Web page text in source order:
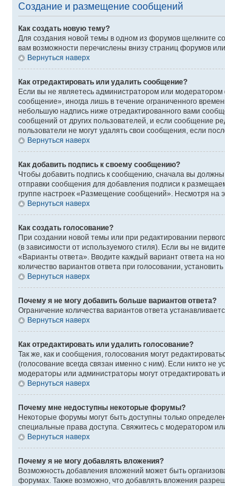
Создание и размещение сообщений
Как создать новую тему?
Для создания новой темы в одном из форумов щелкните
вам возможности перечислены внизу страниц форумов
Вернуться наверх
Как отредактировать или удалить сообщение?
Если вы не являетесь администратором или
сообщение», иногда лишь в течение ограниченного
небольшую надпись ниже отредактированного вами
сообщений от других пользователей, и если сообщение
пользователи не могут удалять свои сообщения, если
Вернуться наверх
Как добавить подпись к своему сообщению?
Чтобы добавить подпись к сообщению, сначала вы
отправки сообщения для добавления подписи к
группе настроек «Размещение сообщений». Несмотря на
Вернуться наверх
Как создать голосование?
При создании новой темы или при редактировании
(в зависимости от используемого стиля). Если вы не
«Варианты ответа». Вводите каждый вариант ответа на
количество вариантов ответа при голосовании,
Вернуться наверх
Почему я не могу добавить больше вариантов ответа?
Ограничение количества вариантов ответа
Вернуться наверх
Как отредактировать или удалить голосование?
Так же, как и сообщения, голосования могут
(голосование всегда связан именно с ним). Если никто не
модераторы или администраторы могут отредактировать
Вернуться наверх
Почему мне недоступны некоторые форумы?
Некоторые форумы могут быть доступны только
специальные права доступа. Свяжитесь с модератором
Вернуться наверх
Почему я не могу добавлять вложения?
Возможность добавления вложений может быть
форумах. Также возможно, что добавлять вложения